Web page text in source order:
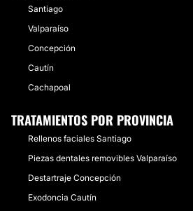
Santiago
Valparaíso
Concepción
Cautín
Cachapoal
TRATAMIENTOS POR PROVINCIA
Rellenos faciales Santiago
Piezas dentales removibles Valparaíso
Destartraje Concepción
Exodoncia Cautín